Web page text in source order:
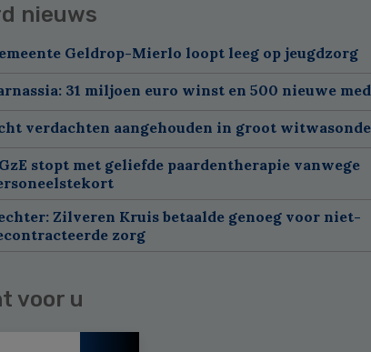
nieuws
Geldrop-Mierlo loopt leeg op jeugdzorg
31 miljoen euro winst en 500 nieuwe
verdachten aangehouden in groot
stopt met geliefde paardentherapie vanwege
Zilveren Kruis betaalde genoeg voor niet-
zorg
voor u